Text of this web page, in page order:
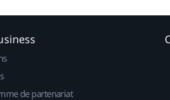
de partenariat